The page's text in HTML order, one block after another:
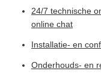
24/7 technische
online chat
Installatie- en
Onderhouds- en